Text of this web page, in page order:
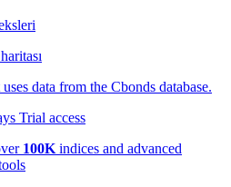
data from the Cbonds database.
Trial access
100K indices and advanced